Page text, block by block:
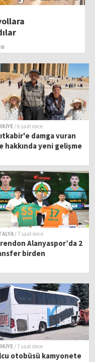
/ 6 saat önce
damga vuran
hakkında yeni gelişme
/ 7 saat önce
Alanyaspor’da 2
birden
/ 7 saat önce
otobüsü kamyonete